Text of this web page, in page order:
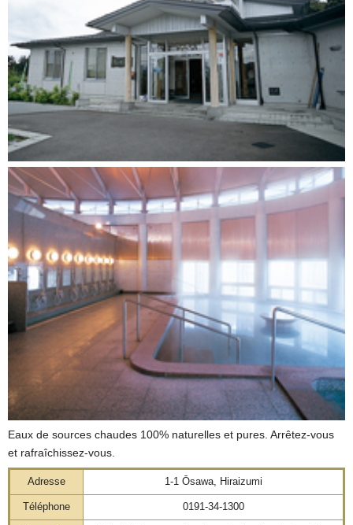
Eaux de sources chaudes 100% naturelles et pures. Arrêtez-vous
et rafraîchissez-vous.
Adresse 1-1 Ōsawa, Hiraizumi
Téléphone 0191-34-1300